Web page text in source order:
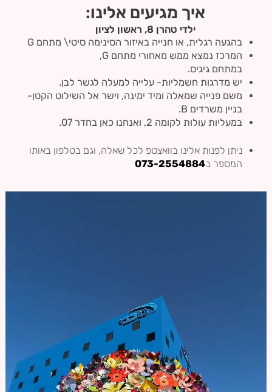
איך מגיעים אלינו:
ילדי טהרן 8, ראשון לציון
בהגעה רגלית, או חנייה באיזור הסינימה סיטי\ מתחם G
המרכז נמצא ממש מאחורי מתחם G,
במתחם גיגיס.
יש מדרגות חשמליות- עלייה למעלה לגשר לבן.
משם פנייה שמאלה ומיד ימינה, וישר אל השילוט הקטן-
בניין משרדים B.
במעליות עולות לקומה 2, ואנחנו כאן בחדר 07.
ניתן לפנות אלינו בוואצטפ לכל שאלה, וגם בטלפון באותו
המספר ב073-2554884